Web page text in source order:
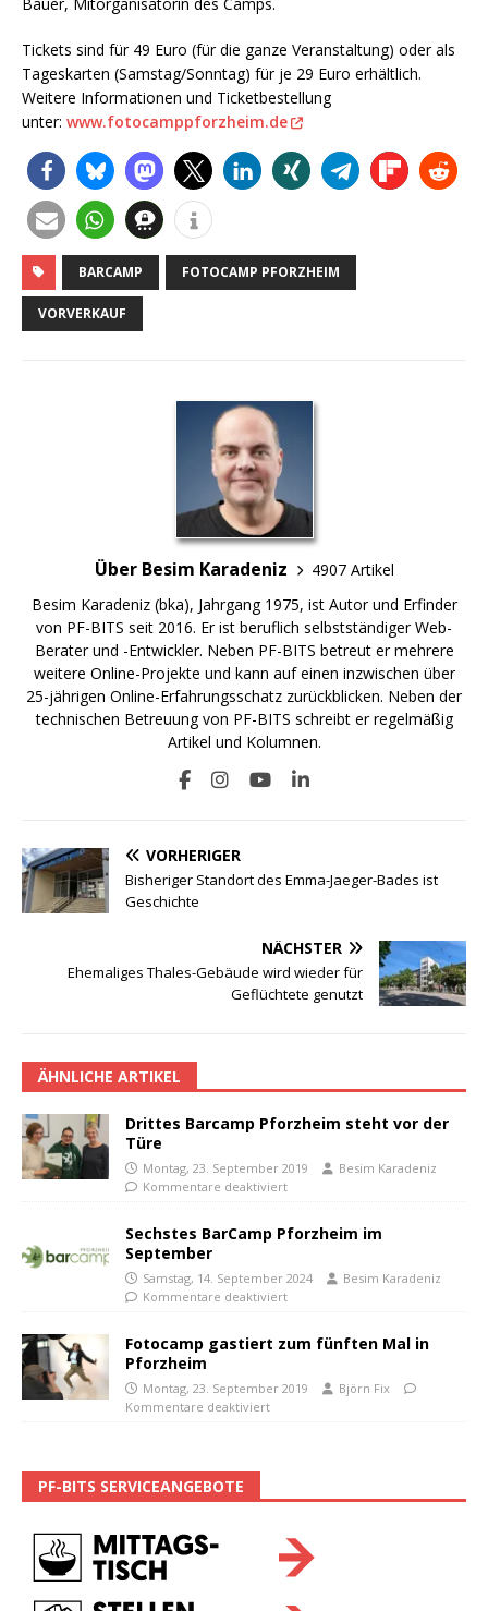
Tickets sind für 49 Euro (für die ganze Veranstaltung) oder als
Tageskarten (Samstag/Sonntag) für je 29 Euro erhältlich.
Weitere Informationen und Ticketbestellung
unter: www.fotocamppforzheim.de
BARCAMP FOTOCAMP PFORZHEIM
VORVERKAUF
Über Besim Karadeniz
4907 Artikel
Besim Karadeniz (bka), Jahrgang 1975, ist Autor und Erfinder
von PF-BITS seit 2016. Er ist beruflich selbstständiger Web-
Berater und -Entwickler. Neben PF-BITS betreut er mehrere
weitere Online-Projekte und kann auf einen inzwischen über
25-jährigen Online-Erfahrungsschatz zurückblicken. Neben der
technischen Betreuung von PF-BITS schreibt er regelmäßig
Artikel und Kolumnen.
VORHERIGER
Bisheriger Standort des Emma-Jaeger-Bades ist
Geschichte
NÄCHSTER
Ehemaliges Thales-Gebäude wird wieder für
Geflüchtete genutzt
ÄHNLICHE ARTIKEL
Drittes Barcamp Pforzheim steht vor der
Türe
Montag, 23. September 2019
Besim Karadeniz
Kommentare deaktiviert
Sechstes BarCamp Pforzheim im
September
Samstag, 14. September 2024
Besim Karadeniz
Kommentare deaktiviert
Fotocamp gastiert zum fünften Mal in
Pforzheim
Montag, 23. September 2019
Björn Fix
Kommentare deaktiviert
PF-BITS SERVICEANGEBOTE